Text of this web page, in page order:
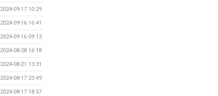
2024-09-17 10:29
2024-09-16 16:41
2024-09-16 09:13
2024-08-28 16:18
2024-08-21 13:31
2024-08-17 23:49
2024-08-17 18:57